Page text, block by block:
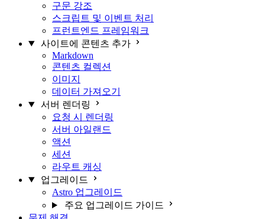
구문 강조
스크립트 및 이벤트 처리
프런트엔드 프레임워크
사이트에 콘텐츠 추가
Markdown
콘텐츠 컬렉션
이미지
데이터 가져오기
서버 렌더링
요청 시 렌더링
서버 아일랜드
액션
세션
라우트 캐싱
업그레이드
Astro 업그레이드
주요 업그레이드 가이드